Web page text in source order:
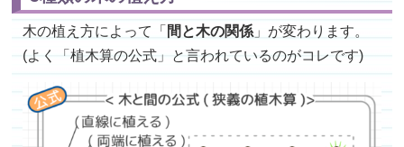
木の植え方によって「間と木の関係」が変わります。
(よく「植木算の公式」と言われているのがコレです)